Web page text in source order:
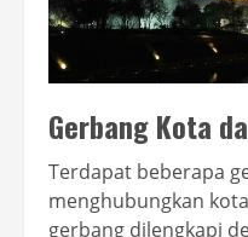
Gerbang Kota
Terdapat beberapa
menghubungkan
gerbang dilengkapi